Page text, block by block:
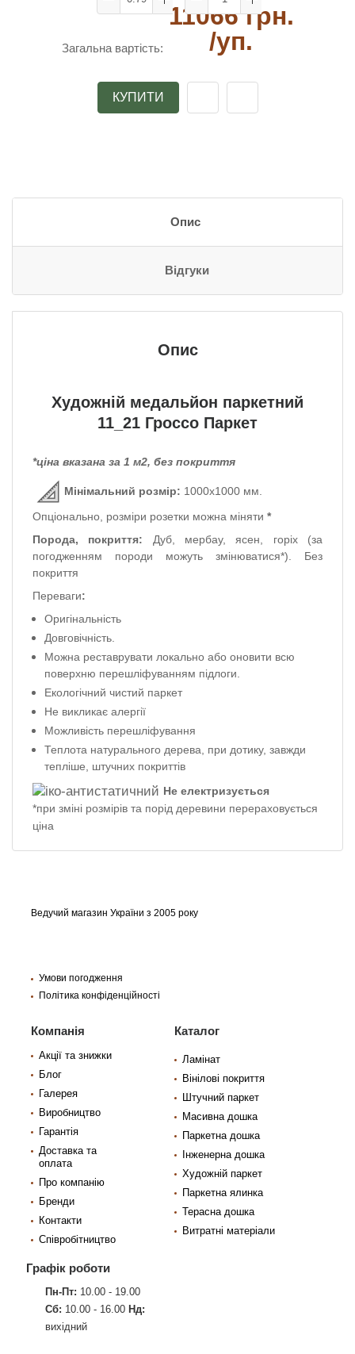
Загальна вартість:
11066 грн.
/уп.
КУПИТИ
Опис
Відгуки
Опис
Художній медальйон паркетний
11_21 Гроссо Паркет
*ціна вказана за 1 м2, без покриття
Мінімальний розмір: 1000х1000 мм.
Опціонально, розміри розетки можна міняти *
Порода, покриття: Дуб, мербау, ясен, горіх (за
погодженням породи можуть змінюватися*). Без
покриття
Переваги:
Оригінальність
Довговічність.
Можна реставрувати локально або оновити всю
поверхню перешліфуванням підлоги.
Екологічний чистий паркет
Не викликає алергії
Можливість перешліфування
Теплота натурального дерева, при дотику, завжди
тепліше, штучних покриттів
Не електризується
*при зміні розмірів та порід деревини перераховується
ціна
Ведучий магазин України з 2005 року
Умови погодження
Політика конфіденційності
Компанія
Акції та знижки
Блог
Галерея
Виробництво
Гарантія
Доставка та
оплата
Про компанію
Бренди
Контакти
Співробітництво
Каталог
Ламінат
Вінілові покриття
Штучний паркет
Масивна дошка
Паркетна дошка
Інженерна дошка
Художній паркет
Паркетна ялинка
Терасна дошка
Витратні матеріали
Графік роботи
Пн-Пт: 10.00 - 19.00
Сб: 10.00 - 16.00 Нд:
вихідний